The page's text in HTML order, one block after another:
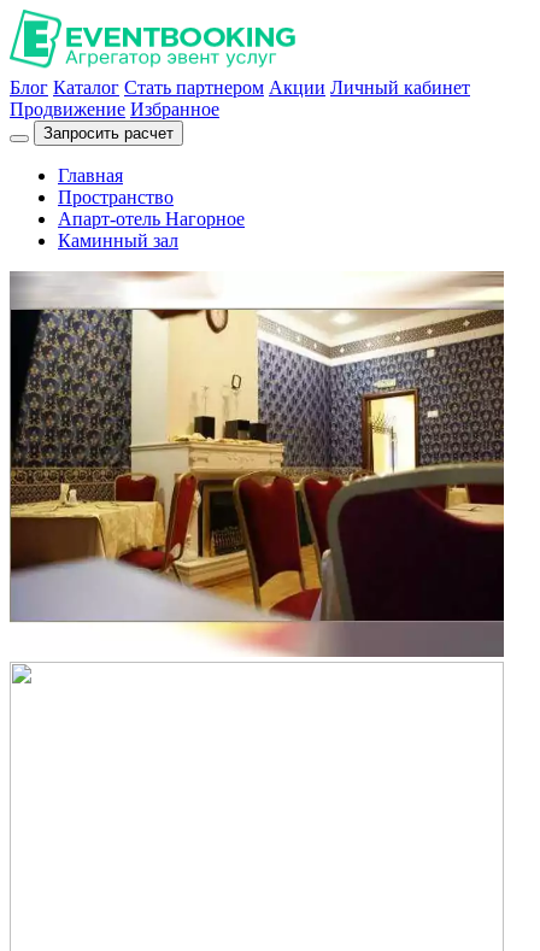
Блог Каталог Стать партнером Акции Личный кабинет
Продвижение Избранное
Запросить расчет
Главная
Пространство
Апарт-отель Нагорное
Каминный зал